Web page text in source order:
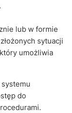
lub w formie
sytuacji
umożliwia
do